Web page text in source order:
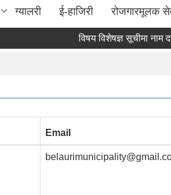
ग्यालरी ई-हाजिरी रोजगारमूलक
विषय विशेषज्ञ सूचीमा नाम
Email